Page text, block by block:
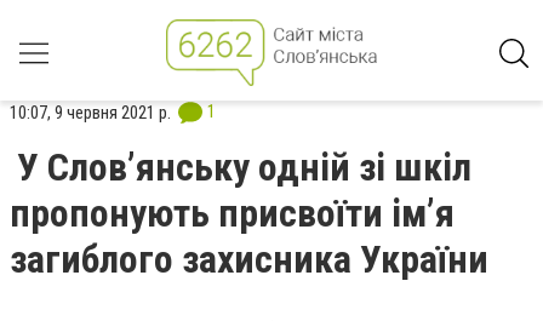
10:07, 9 червня 2021 р. 1
У Слов’янську одній зі шкіл
пропонують присвоїти ім’я
загиблого захисника України